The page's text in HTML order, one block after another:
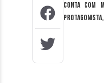
conta com